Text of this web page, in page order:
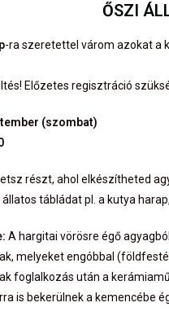
ŐSZI
-ra szeretettel várom azokat a
Előzetes regisztráció
(szombat)
részt, ahol elkészítheted
tábládat pl. a kutya
A hargitai vörösre égő
melyeket engóbbal
foglalkozás után a
is bekerülnek a kemencébe